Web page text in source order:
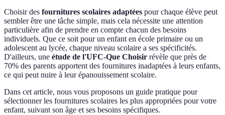
Choisir des fournitures scolaires adaptées pour chaque élève peut
sembler être une tâche simple, mais cela nécessite une attention
particulière afin de prendre en compte chacun des besoins
individuels. Que ce soit pour un enfant en école primaire ou un
adolescent au lycée, chaque niveau scolaire a ses spécificités.
D'ailleurs, une étude de l'UFC-Que Choisir révèle que près de
70% des parents apportent des fournitures inadaptées à leurs enfants,
ce qui peut nuire à leur épanouissement scolaire.
Dans cet article, nous vous proposons un guide pratique pour
sélectionner les fournitures scolaires les plus appropriées pour votre
enfant, suivant son âge et ses besoins spécifiques.